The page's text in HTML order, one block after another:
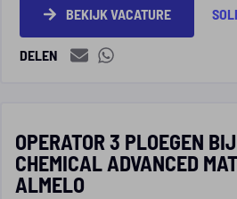
BEKIJK VACATURE
DELEN
OPERATOR 3 PLOEGEN
CHEMICAL ADVANCED
ALMELO